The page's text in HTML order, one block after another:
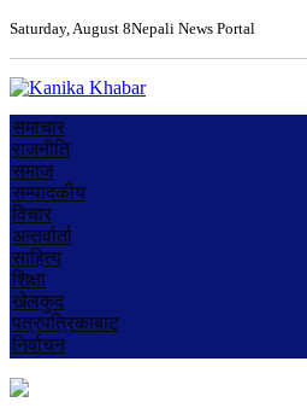
Saturday, August 8Nepali News Portal
समाचार
राजनीति
समाज
सम्पादकीय
विचार
अन्तर्वार्ता
साहित्य
शिक्षा
खेलकुद
पत्रपत्रिकाबाट
निर्वाचन